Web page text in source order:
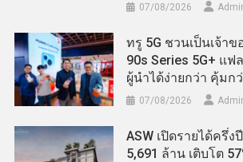
07/08/2026
ทรู 5G ชวนเป็นเจ้าข
90s Series 5G+ แ
ผู้นำได้ง่ายกว่า คุ้มก
07/08/2026
ASW เปิดรายได้ครึ่ง
5,691 ล้าน เติบโต